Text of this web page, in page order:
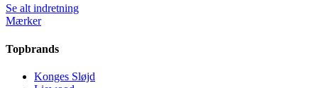
Se alt indretning
Mærker
Topbrands
Konges Sløjd